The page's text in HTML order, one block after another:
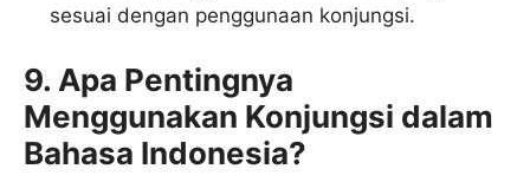
sesuai dengan penggunaan konjungsi.
9. Apa Pentingnya
Menggunakan Konjungsi dalam
Bahasa Indonesia?